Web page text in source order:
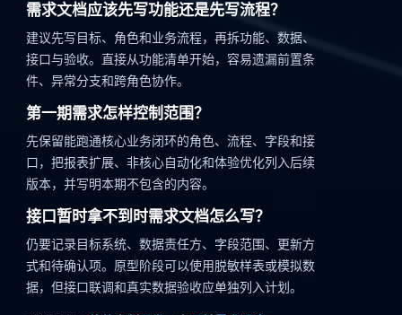
需求文档应该先写功能还是先写流程？
建议先写目标、角色和业务流程，再拆功能、数据、
接口与验收。直接从功能清单开始，容易遗漏前置条
件、异常分支和跨角色协作。
第一期需求怎样控制范围？
先保留能跑通核心业务闭环的角色、流程、字段和接
口，把报表扩展、非核心自动化和体验优化列入后续
版本，并写明本期不包含的内容。
接口暂时拿不到时需求文档怎么写？
仍要记录目标系统、数据责任方、字段范围、更新方
式和待确认项。原型阶段可以使用脱敏样表或模拟数
据，但接口联调和真实数据验收应单独列入计划。